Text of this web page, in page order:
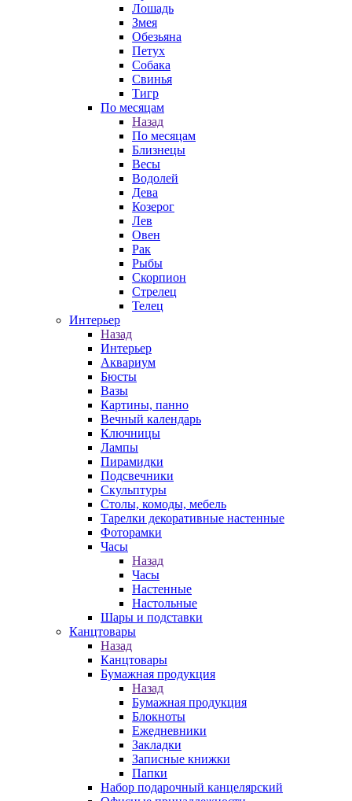
Лошадь
Змея
Обезьяна
Петух
Собака
Свинья
Тигр
По месяцам
Назад
По месяцам
Близнецы
Весы
Водолей
Дева
Козерог
Лев
Овен
Рак
Рыбы
Скорпион
Стрелец
Телец
Интерьер
Назад
Интерьер
Аквариум
Бюсты
Вазы
Картины, панно
Вечный календарь
Ключницы
Лампы
Пирамидки
Подсвечники
Скульптуры
Столы, комоды, мебель
Тарелки декоративные настенные
Фоторамки
Часы
Назад
Часы
Настенные
Настольные
Шары и подставки
Канцтовары
Назад
Канцтовары
Бумажная продукция
Назад
Бумажная продукция
Блокноты
Ежедневники
Закладки
Записные книжки
Папки
Набор подарочный канцелярский